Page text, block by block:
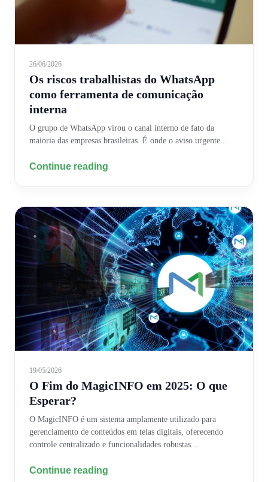
26/06/2026
Os riscos trabalhistas do WhatsApp
como ferramenta de comunicação
interna
O grupo de WhatsApp virou o canal interno de fato da
maioria das empresas brasileiras. É onde o aviso urgente...
Continue reading
19/05/2026
O Fim do MagicINFO em 2025: O que
Esperar?
O MagicINFO é um sistema amplamente utilizado para
gerenciamento de conteúdos em telas digitais, oferecendo
controle centralizado e funcionalidades robustas...
Continue reading